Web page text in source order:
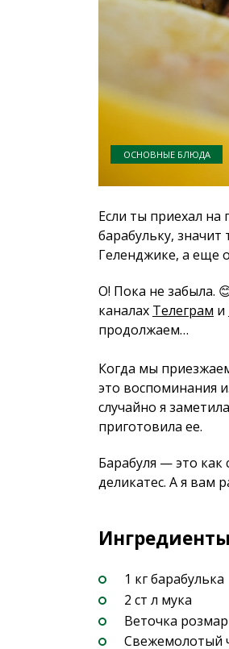
ОСНОВНЫЕ БЛЮДА
Если ты приехал
барабульку,
Геленджике, а еще
О! Пока не забыла.
каналах Телеграм и
продолжаем…
Когда мы
это воспоминания
случайно я
приготовила ее.
Барабуля — это как
деликатес. А я вам
1 кг барабулька
2 ст л мука
Веточка
Свежемолотый